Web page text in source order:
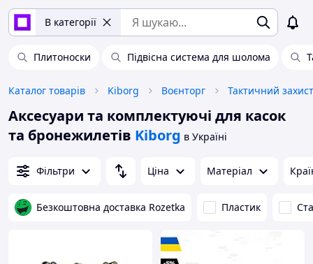
В категорії
Плитоноски Підвісна система для шолома
Каталог товарів Kiborg Воєнторг Тактичний
Аксесуари та комплектуючі для касок
та бронежилетів Kiborg в Україні
Фільтри Ціна Матеріал
Безкоштовна доставка Rozetka Пластик